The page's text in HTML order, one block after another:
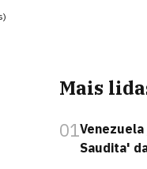
Mais
01
Saudita'